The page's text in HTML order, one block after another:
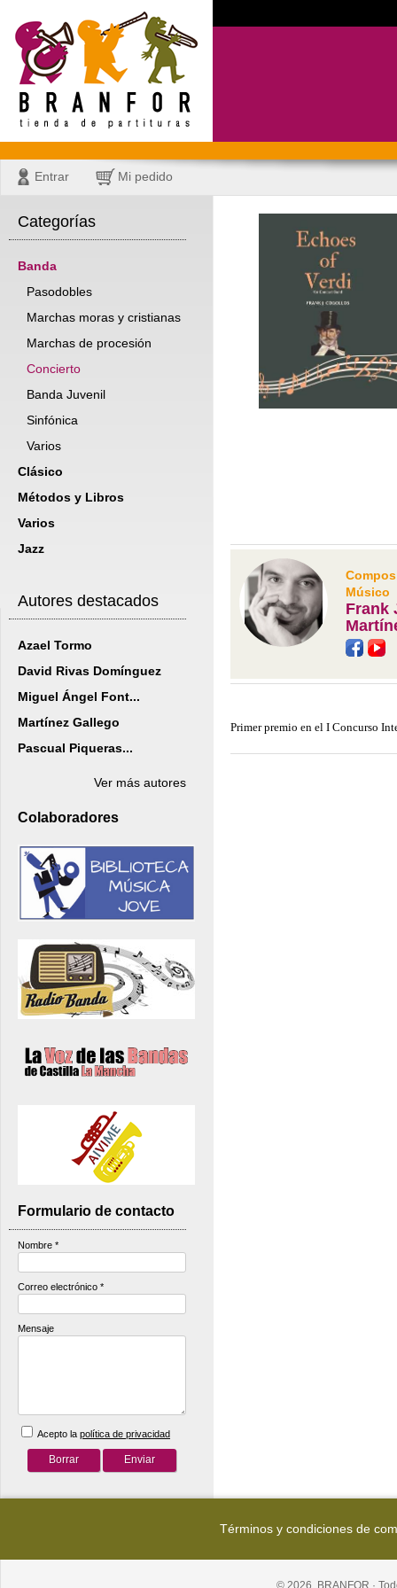
Entrar Mi pedido
Categorías
Banda
Pasodobles
Marchas moras y cristianas
Marchas de procesión
Concierto
Banda Juvenil
Sinfónica
Varios
Clásico
Métodos y Libros
Varios
Jazz
Autores destacados
Azael Tormo
David Rivas Domínguez
Miguel Ángel Font...
Martínez Gallego
Pascual Piqueras...
Ver más autores
Colaboradores
Formulario de contacto
Nombre *
Correo electrónico *
Mensaje
Acepto la política de privacidad
Músico
Frank
Primer premio en el I Concurso
Términos y condiciones de
© 2026, BRANFOR ·